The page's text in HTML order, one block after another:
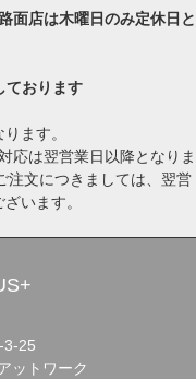
面店は木曜日のみ定休日と
ております
ます。
応は翌営業日以降となりま
文につきましては、翌営
います。
3-25
ットワーク